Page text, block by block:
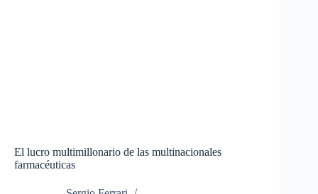
El lucro multimillonario de las multinacionales
farmacéuticas